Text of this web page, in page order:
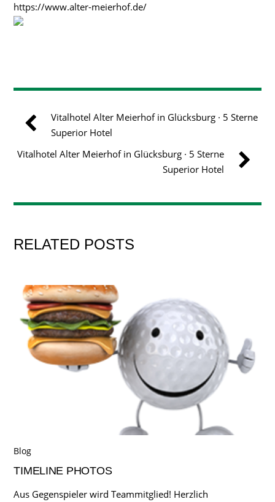
https://www.alter-meierhof.de/
Vitalhotel Alter Meierhof in Glücksburg · 5 Sterne
Superior Hotel
Vitalhotel Alter Meierhof in Glücksburg · 5 Sterne
Superior Hotel
RELATED POSTS
Blog
TIMELINE PHOTOS
Aus Gegenspieler wird Teammitglied! Herzlich